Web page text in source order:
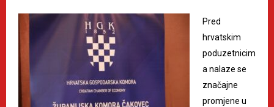
Pred
hrvatskim
poduzetnicim
a nalaze se
značajne
promjene u